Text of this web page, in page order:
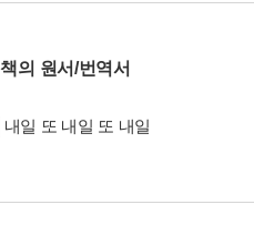
의 원서/번역서
내일 또 내일 또 내일